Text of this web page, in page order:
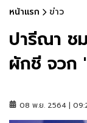
หน้าแรก ข่าว
ปารีณา ช
ผักชี จวก
08 พ.ย. 2564 |